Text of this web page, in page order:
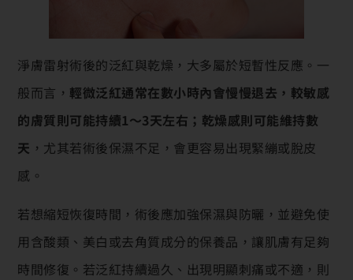
淨膚雷射術後的泛紅與乾燥，大多屬於短暫性反應。一
般而言， 輕微泛紅通常在數小時內會慢慢退去，較敏感
的膚質則可能持續1～3天左右；乾燥感則可能維持數
天 ，尤其若術後保濕不足，會更容易出現緊繃或脫皮
感。
若想縮短恢復時間，術後應加強保濕與防曬，並避免使
用含酸類、美白或去角質成分的保養品，讓肌膚有足夠
時間修復。若泛紅持續過久、出現明顯刺痛或不適，則